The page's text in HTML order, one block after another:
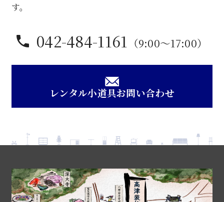
す。
042-484-1161 （9:00〜17:00）
レンタル小道具お問い合わせ